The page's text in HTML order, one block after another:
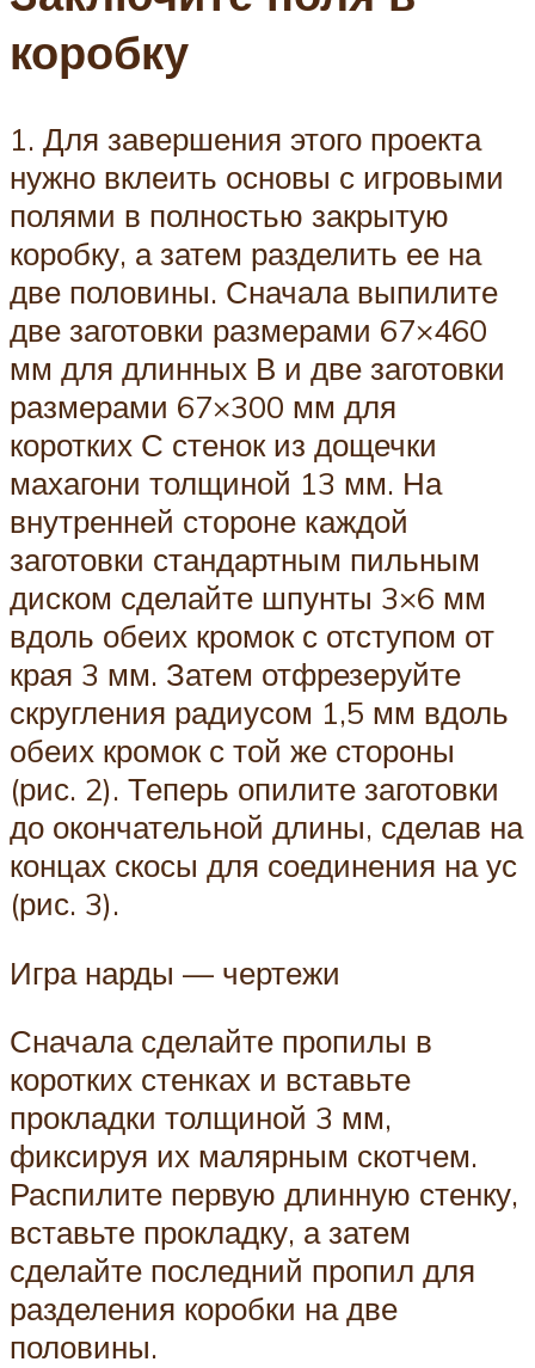
коробку
1. Для завершения этого проекта
нужно вклеить основы с игровыми
полями в полностью закрытую
коробку, а затем разделить ее на
две половины. Сначала выпилите
две заготовки размерами 67×460
мм для длинных В и две заготовки
размерами 67×300 мм для
коротких С стенок из дощечки
махагони толщиной 13 мм. На
внутренней стороне каждой
заготовки стандартным пильным
диском сделайте шпунты 3×6 мм
вдоль обеих кромок с отступом от
края 3 мм. Затем отфрезеруйте
скругления радиусом 1,5 мм вдоль
обеих кромок с той же стороны
(рис. 2). Теперь опилите заготовки
до окончательной длины, сделав на
концах скосы для соединения на ус
(рис. 3).
Игра нарды — чертежи
Сначала сделайте пропилы в
коротких стенках и вставьте
прокладки толщиной 3 мм,
фиксируя их малярным скотчем.
Распилите первую длинную стенку,
вставьте прокладку, а затем
сделайте последний пропил для
разделения коробки на две
половины.